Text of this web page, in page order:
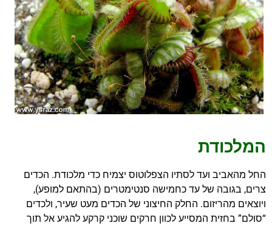
המלכודת
החל מהאביב ועד לסתיו הצפלוטוס יצמיח כדי מלכודת. הכדים
צרים, בגובה של עד כחמישה סנטימטרים (בהתאם למופע),
ויוצאים מהריזום. החלק החיצוני של הכדים מעט שעיר, ולכדים
“סולם” בחזית המסייע לכוון חרקים שוכני קרקע להגיע אל תוך